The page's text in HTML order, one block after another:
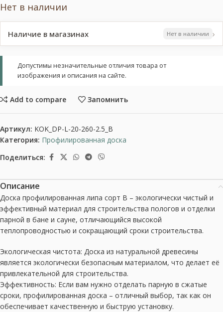
Нет в наличии
Наличие в магазинах Нет в наличии ›
Допустимы незначительные отличия товара от
изображения и описания на сайте.
Add to compare Запомнить
Артикул: KOK_DP-L-20-260-2.5_B
Категория: Профилированная доска
Поделиться:
Описание
Доска профилированная липа сорт В – экологически чистый и
эффективный материал для строительства пологов и отделки
парной в бане и сауне, отличающийся высокой
теплопроводностью и сокращающий сроки строительства.
Экологическая чистота: Доска из натуральной древесины
является экологически безопасным материалом, что делает её
привлекательной для строительства.
Эффективность: Если вам нужно отделать парную в сжатые
сроки, профилированная доска – отличный выбор, так как он
обеспечивает качественную и быструю установку.